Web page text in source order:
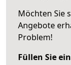
Möchten Sie
Angebote
Problem!
Füllen Sie